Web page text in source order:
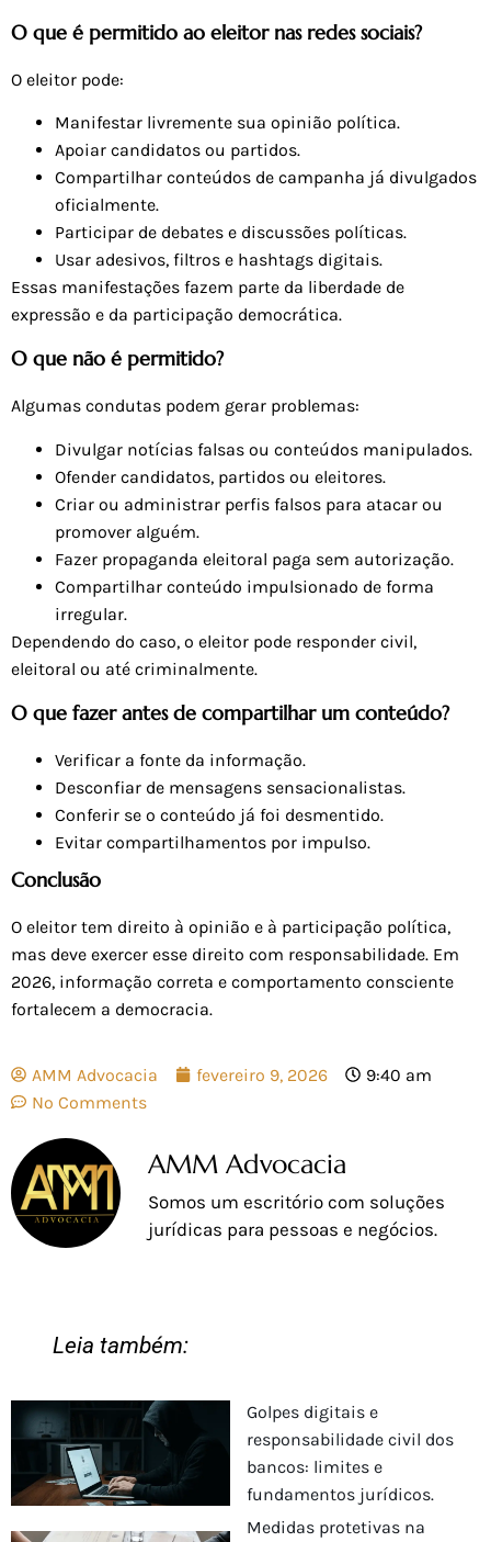
O que é permitido ao eleitor nas redes sociais?
O eleitor pode:
Manifestar livremente sua opinião política.
Apoiar candidatos ou partidos.
Compartilhar conteúdos de campanha já divulgados
oficialmente.
Participar de debates e discussões políticas.
Usar adesivos, filtros e hashtags digitais.
Essas manifestações fazem parte da liberdade de
expressão e da participação democrática.
O que não é permitido?
Algumas condutas podem gerar problemas:
Divulgar notícias falsas ou conteúdos manipulados.
Ofender candidatos, partidos ou eleitores.
Criar ou administrar perfis falsos para atacar ou
promover alguém.
Fazer propaganda eleitoral paga sem autorização.
Compartilhar conteúdo impulsionado de forma
irregular.
Dependendo do caso, o eleitor pode responder civil,
eleitoral ou até criminalmente.
O que fazer antes de compartilhar um conteúdo?
Verificar a fonte da informação.
Desconfiar de mensagens sensacionalistas.
Conferir se o conteúdo já foi desmentido.
Evitar compartilhamentos por impulso.
Conclusão
O eleitor tem direito à opinião e à participação política,
mas deve exercer esse direito com responsabilidade. Em
2026, informação correta e comportamento consciente
fortalecem a democracia.
AMM Advocacia fevereiro 9, 2026
9:40 am
No Comments
AMM Advocacia
Somos um escritório com soluções
jurídicas para pessoas e negócios.
Leia também:
Golpes digitais e
responsabilidade civil dos
bancos: limites e
fundamentos jurídicos.
Medidas protetivas na